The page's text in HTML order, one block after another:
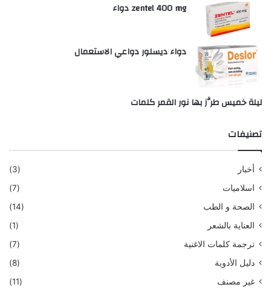
zentel 400 mg دواء
دواء ديسلور دواعي الاستعمال
ليلة خميس طرَّز بها نور القمر كلمات
تصنيفات
أخبار
(3)
اسلاميات
(7)
الصحة و الطب
(14)
العناية بالشعر
(1)
ترجمة كلمات الاغنية
(7)
دليل الأدوية
(8)
غير مصنف
(11)